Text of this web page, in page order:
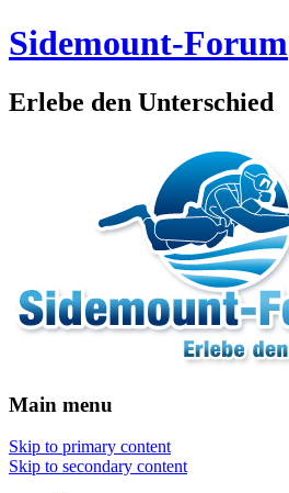
Sidemount-Forum
Erlebe den Unterschied
Main menu
Skip to primary content
Skip to secondary content